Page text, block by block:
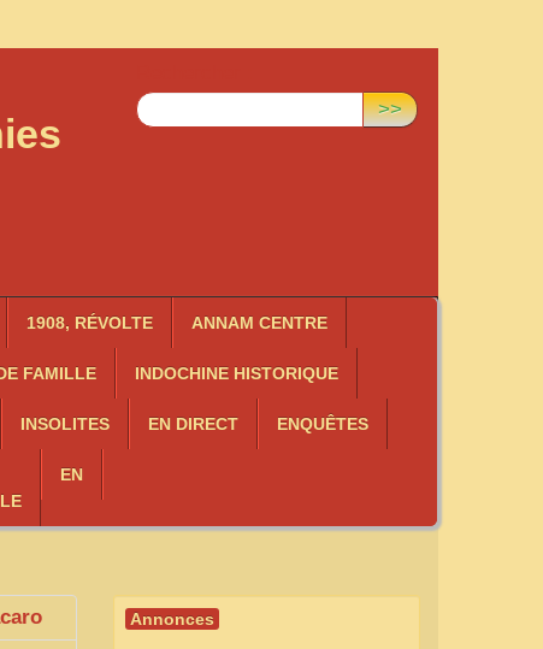
>>
1908, RÉVOLTE ANNAM CENTRE
FAMILLE INDOCHINE HISTORIQUE
INSOLITES EN DIRECT ENQUÊTES
EN
Annonces